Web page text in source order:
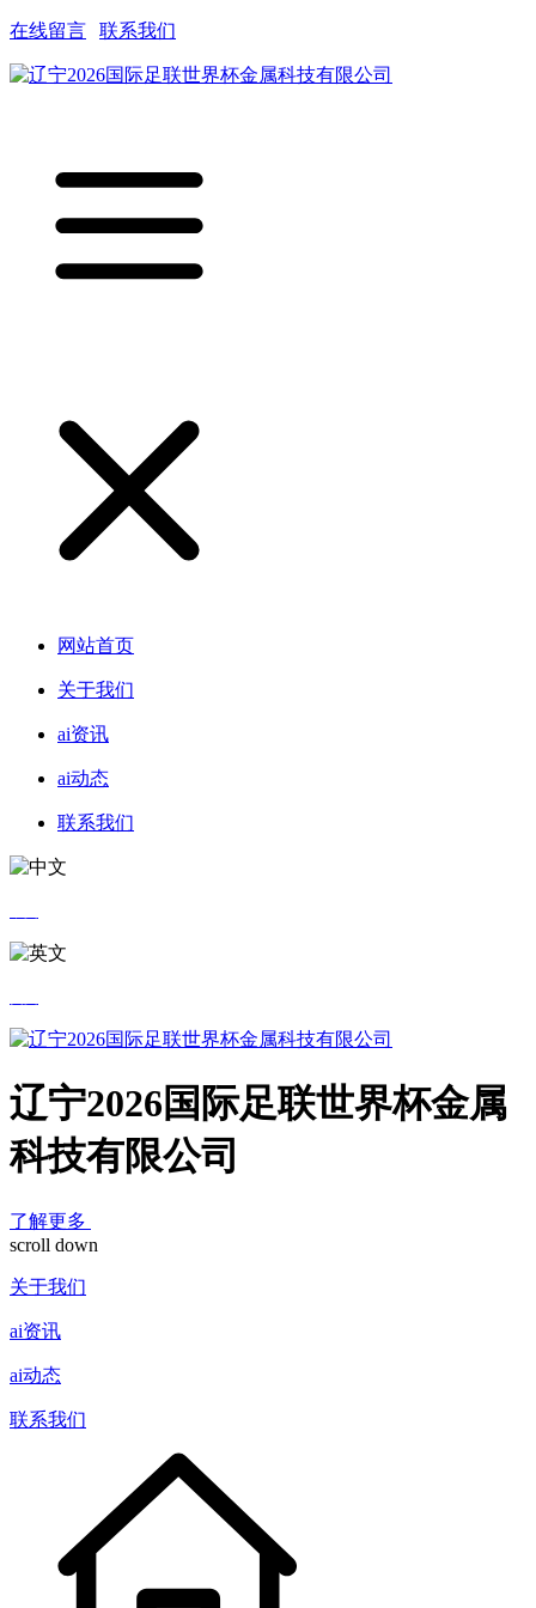
在线留言 联系我们
网站首页
关于我们
ai资讯
ai动态
联系我们
辽宁2026国际足联世界杯金属
科技有限公司
了解更多
scroll down
关于我们
ai资讯
ai动态
联系我们